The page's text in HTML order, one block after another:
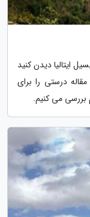
ایتالیا دیدن کنید
درستی را برای
بررسی می کنیم.